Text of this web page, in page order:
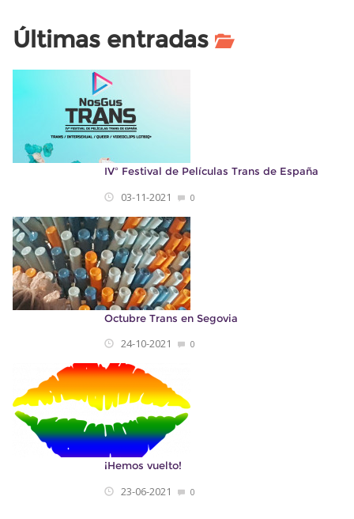
Últimas entradas
IVº Festival de Películas Trans de España
03-11-2021 0
Octubre Trans en Segovia
24-10-2021 0
¡Hemos vuelto!
23-06-2021 0